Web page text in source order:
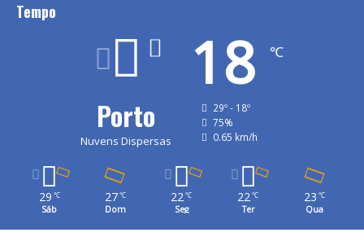
Tempo
Porto
Nuvens Dispersas
18 ℃
29º - 18º
75%
0.65 km/h
29 ℃
Sáb
27 ℃
Dom
22℃
Seg
22℃
Ter
23 ℃
Qua